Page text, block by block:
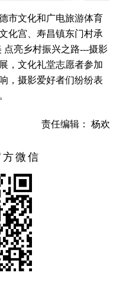
市文化和广电旅游体育
化宫、寿昌镇东门村承
点亮乡村振兴之路---摄影
，文化礼堂志愿者参加
，摄影爱好者们纷纷表
责任编辑： 杨欢
微信